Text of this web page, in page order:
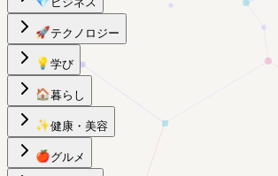
🚀テクノロジー
💡 学び
🏠暮らし
✨健康・美容
🍎グルメ